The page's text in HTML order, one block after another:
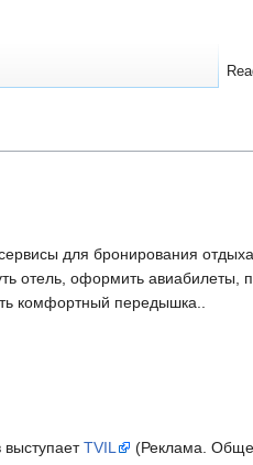
для бронирования
отель, оформить авиабилеты,
комфортный передышка..
TVIL
(Реклама.